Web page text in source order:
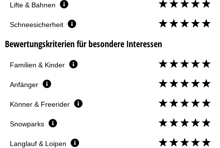
Lifte & Bahnen
Schneesicherheit
Bewertungskriterien für besondere Interessen
Familien & Kinder
Anfänger
Könner & Freerider
Snowparks
Langlauf & Loipen